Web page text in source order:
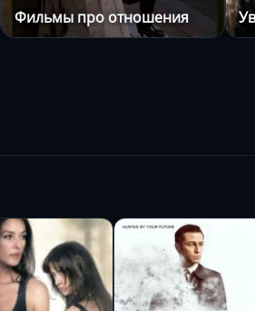
Фильмы про отношения